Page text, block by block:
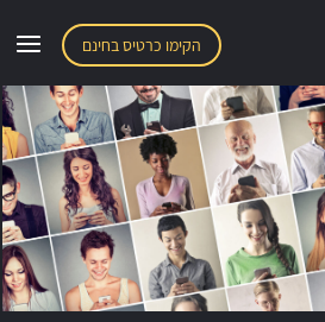
הקימו כרטיס בחינם